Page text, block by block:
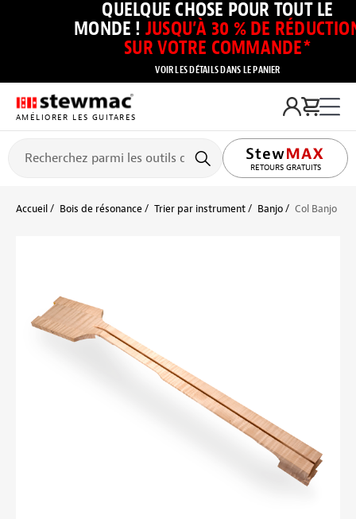
QUELQUE CHOSE POUR TOUT LE
MONDE ! JUSQU’À 30 % DE
SUR VOTRE COMMANDE*
VOIR LES DÉTAILS DANS LE PANIER
AMÉLIORER LES GUITARES
RETOURS GRATUITS
Accueil Bois de résonance Trier par instrument Banjo Col Banjo